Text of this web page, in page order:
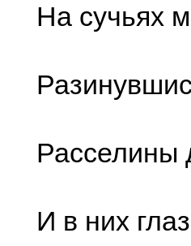
На сучьях
Расселины
И в них